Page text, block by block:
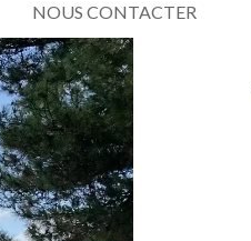
NOUS CONTACTER